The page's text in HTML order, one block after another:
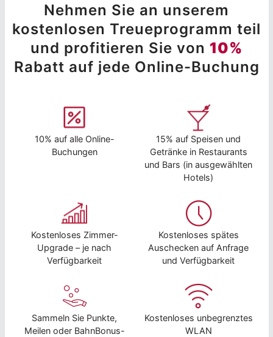
Nehmen Sie an unserem
kostenlosen Treueprogramm teil
und profitieren Sie von 10%
Rabatt auf jede Online-Buchung
10% auf alle Online-
Buchungen
15% auf Speisen und
Getränke in Restaurants
und Bars (in ausgewählten
Hotels)
Kostenloses Zimmer-
Upgrade – je nach
Verfügbarkeit
Kostenloses spätes
Auschecken auf Anfrage
und Verfügbarkeit
Sammeln Sie Punkte,
Meilen oder BahnBonus-
Kostenloses unbegrenztes
WLAN